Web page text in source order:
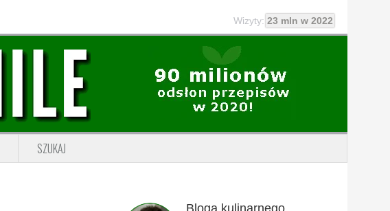
Wizyty: 23 mln w 2022
SZUKAJ
Bloga kulinarnego